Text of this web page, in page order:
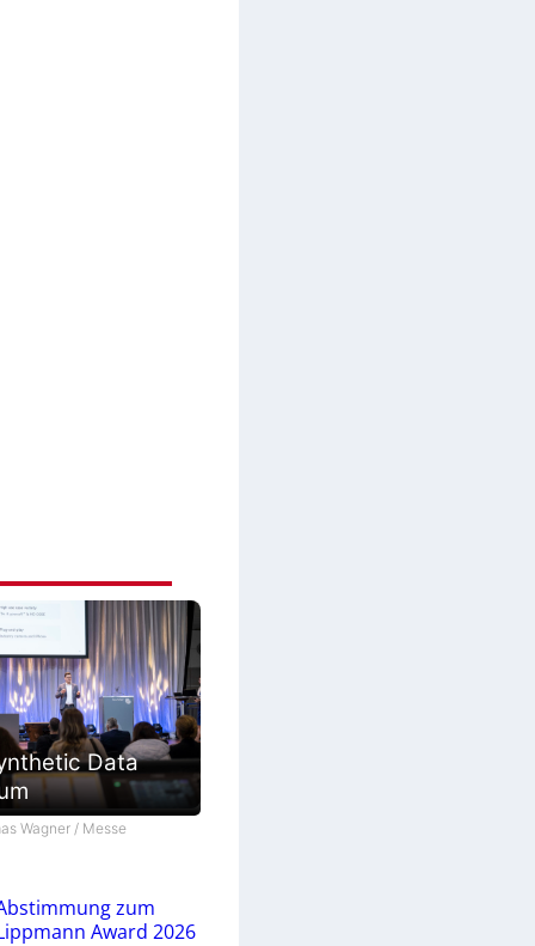
Data
Wagner / Messe
zum
Award 2026